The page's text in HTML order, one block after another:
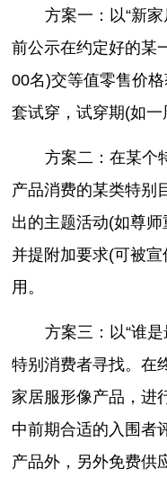
方案一：以“新
前公示在约定好的某
00名)交等值零售价
套试穿，试穿期(如一
方案二：在某个
产品消费的某类特别
出的主题活动(如尊师
并提附加要求(可被
用。
方案三：以“谁
特别消费者寻找。在
家居服形像产品，进
中前期合适的入围者
产品外，另外免费供